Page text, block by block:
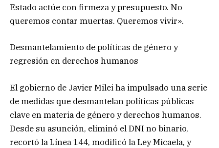
Estado actúe con firmeza y presupuesto. No
queremos contar muertas. Queremos vivir».
Desmantelamiento de políticas de género y
regresión en derechos humanos
El gobierno de Javier Milei ha impulsado una serie
de medidas que desmantelan políticas públicas
clave en materia de género y derechos humanos.
Desde su asunción, eliminó el DNI no binario,
recortó la Línea 144, modificó la Ley Micaela, y